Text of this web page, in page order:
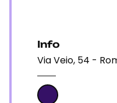
Info
Via Veio, 54 -